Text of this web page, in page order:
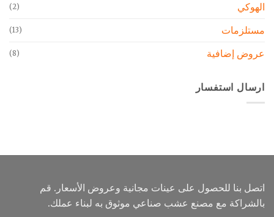
الهوكي (2)
مستلزمات (13)
عروض إضافية (8)
ارسال استفسار
اتصل بنا للحصول على عينات مجانية وعروض الأسعار. قم
بالشراكة مع مصنع عشب صناعي موثوق به لبناء عملك.